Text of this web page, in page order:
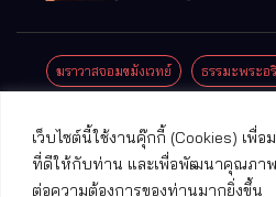
เว็บไซต์นี้ใช้งานคุ๊กกี้ (Cookies) เพื่
ที่ดีให้กับท่าน และเพื่อพัฒนาคุณภาพ
ต่อความต้องการของท่านมากยิ่งขึ้น
แล้ว วัดป่า
อ.แม่ริม
จ.เชียงใหม่
มณี
ฆราวาสจอมขมังเวทย์ ธรรมะพระอ
ปาฏิหาริย์พระเครื่อง